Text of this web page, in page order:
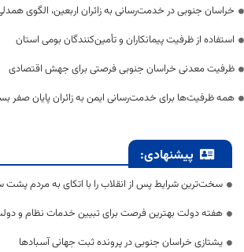
خراسان جنوبی در خدمت‌رسانی به زائران اربعین، الگوی
استفاده از ظرفیت پیمانکاران و تأمین‌کنندگان بومی استان
ظرفیت معدنی خراسان جنوبی فرصتی برای جهش اقتصادی
همه ظرفیت‌ها برای خدمت‌رسانی ایمن به زائران پایان صفر
پیشنهادی:
سخت‌ترین شرایط پس از انقلاب را با اتکای به مردم پشت
هفته دولت بهترین فرصت برای تبیین خدمات نظام و
یشتازی خراسان جنوبی در پرونده ثبت جهانی آسبادها